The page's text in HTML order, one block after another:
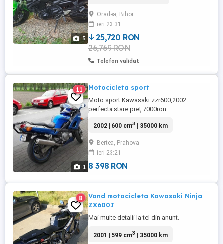
5
Oradea, Bihor
ieri 23:31
25,720 RON
26,769 RON
Telefon validat
1
11 Motocicleta sport
Moto sport Kawasaki zzr600,2002
perfecta stare preț 7000ron
2002 | 600 cm3 | 35000 km
Bertea, Prahova
ieri 23:21
8 398 RON
8
Vand motocicleta Kawasaki Ninja
ZX600J
Mai multe detalii la tel din anunt.
2001 | 599 cm3 | 35000 km